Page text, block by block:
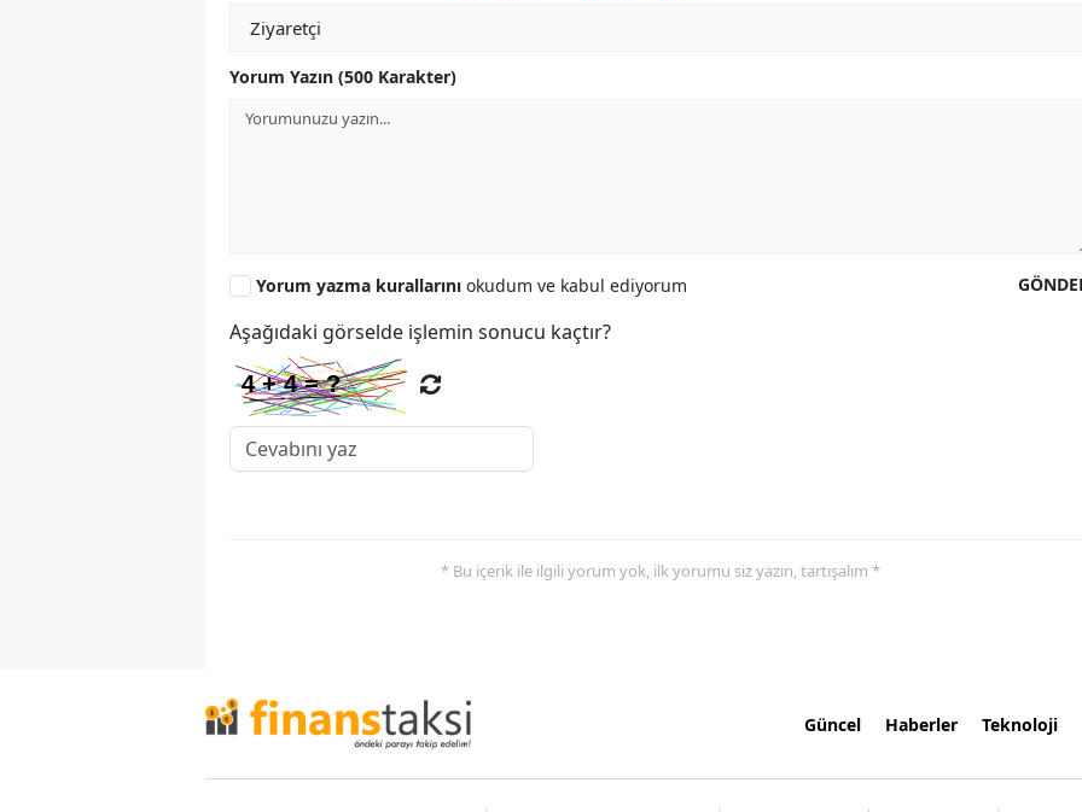
Yorum Yazın (500 Karakter)
Yorum yazma kurallarını okudum ve kabul ediyorum
Aşağıdaki görselde işlemin sonucu kaçtır?
* Bu içerik ile ilgili yorum yok, ilk yorumu siz yazın, tartışalım *
Güncel Haberler Teknoloji